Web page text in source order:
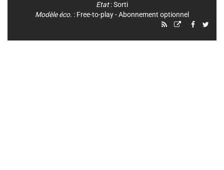
Etat: Sorti
Modèle éco. : Free-to-play - Abonnement optionnel